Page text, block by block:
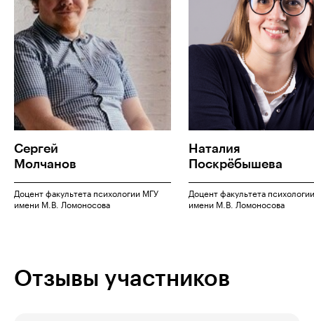
Сергей
Молчанов
Доцент факультета психологии МГУ
имени М.В. Ломоносова
Наталия
Поскрёбышева
Доцент факультета
имени М.В. Ломоносова
Отзывы участников